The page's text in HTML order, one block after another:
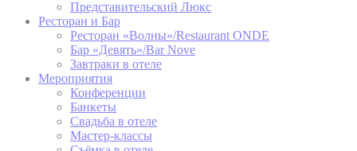
Представительский Люкс
Ресторан и Бар
Ресторан «Волны»/Restaurant ONDE
Бар «Девять»/Bar Nove
Завтраки в отеле
Мероприятия
Конференции
Банкеты
Свадьба в отеле
Мастер-классы